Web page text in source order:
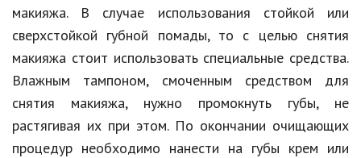
Строительство
Культура и общество
Мода и стиль
Бизнес
Хобби и развлечения
макияжа. В случае использования стойкой или
сверхстойкой губной помады, то с целью снятия
макияжа стоит использовать специальные средства.
Влажным тампоном, смоченным средством для
снятия макияжа, нужно промокнуть губы, не
растягивая их при этом. По окончании очищающих
процедур необходимо нанести на губы крем или